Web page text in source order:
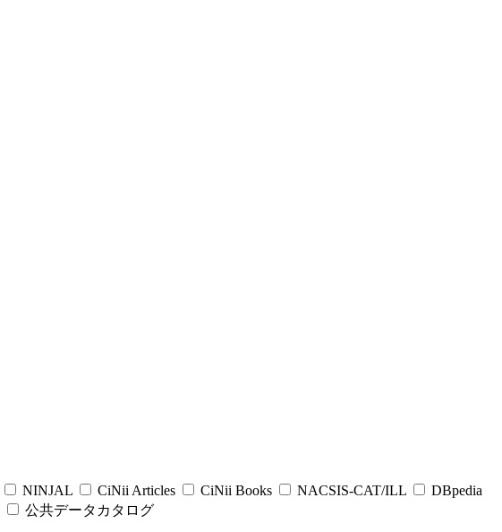
NINJAL CiNii Articles CiNii Books NACSIS-CAT/ILL
DBpedia
公共データカタログ